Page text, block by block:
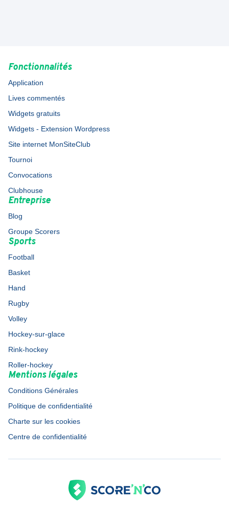
Fonctionnalités
Application
Lives commentés
Widgets gratuits
Widgets - Extension Wordpress
Site internet MonSiteClub
Tournoi
Convocations
Clubhouse
Entreprise
Blog
Groupe Scorers
Sports
Football
Basket
Hand
Rugby
Volley
Hockey-sur-glace
Rink-hockey
Roller-hockey
Mentions légales
Conditions Générales
Politique de confidentialité
Charte sur les cookies
Centre de confidentialité